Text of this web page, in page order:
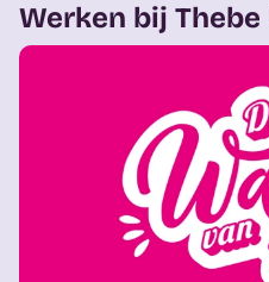
Werken bij